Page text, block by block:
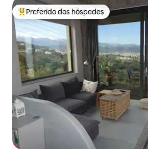
Entre os melhores preferidos dos
Preferido dos hóspedes